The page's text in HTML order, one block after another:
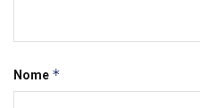
Nome *